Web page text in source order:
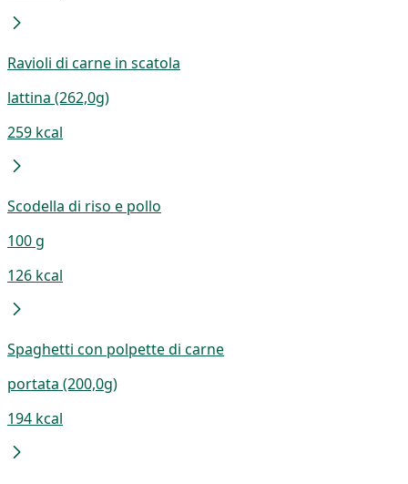
Ravioli di carne in scatola
lattina (262,0g)
259 kcal
Scodella di riso e pollo
100 g
126 kcal
Spaghetti con polpette di carne
portata (200,0g)
194 kcal